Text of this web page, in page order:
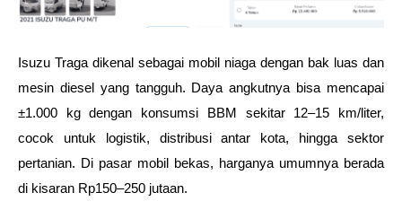
Isuzu Traga dikenal sebagai mobil niaga dengan bak luas dan
mesin diesel yang tangguh. Daya angkutnya bisa mencapai
±1.000 kg dengan konsumsi BBM sekitar 12–15 km/liter,
cocok untuk logistik, distribusi antar kota, hingga sektor
pertanian. Di pasar mobil bekas, harganya umumnya berada
di kisaran Rp150–250 jutaan.